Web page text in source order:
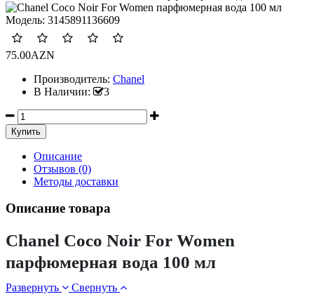
Модель: 3145891136609
75.00AZN
Производитель: Chanel
В Наличии:
3
Описание
Отзывов (0)
Методы доставки
Описание товара
Chanel Coco Noir For Women
парфюмерная вода 100 мл
Развернуть Свернуть